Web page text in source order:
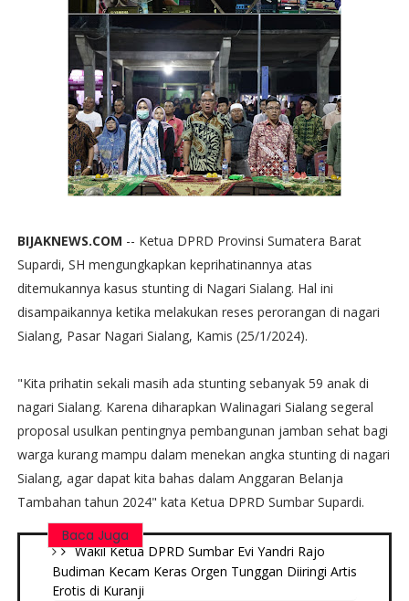
BIJAKNEWS.COM -- Ketua DPRD Provinsi Sumatera Barat
Supardi, SH mengungkapkan keprihatinannya atas
ditemukannya kasus stunting di Nagari Sialang. Hal ini
disampaikannya ketika melakukan reses perorangan di nagari
Sialang, Pasar Nagari Sialang, Kamis (25/1/2024).
"Kita prihatin sekali masih ada stunting sebanyak 59 anak di
nagari Sialang. Karena diharapkan Walinagari Sialang segeral
proposal usulkan pentingnya pembangunan jamban sehat bagi
warga kurang mampu dalam menekan angka stunting di nagari
Sialang, agar dapat kita bahas dalam Anggaran Belanja
Tambahan tahun 2024" kata Ketua DPRD Sumbar Supardi.
Baca Juga
Wakil Ketua DPRD Sumbar Evi Yandri Rajo
Budiman Kecam Keras Orgen Tunggan Diiringi Artis
Erotis di Kuranji